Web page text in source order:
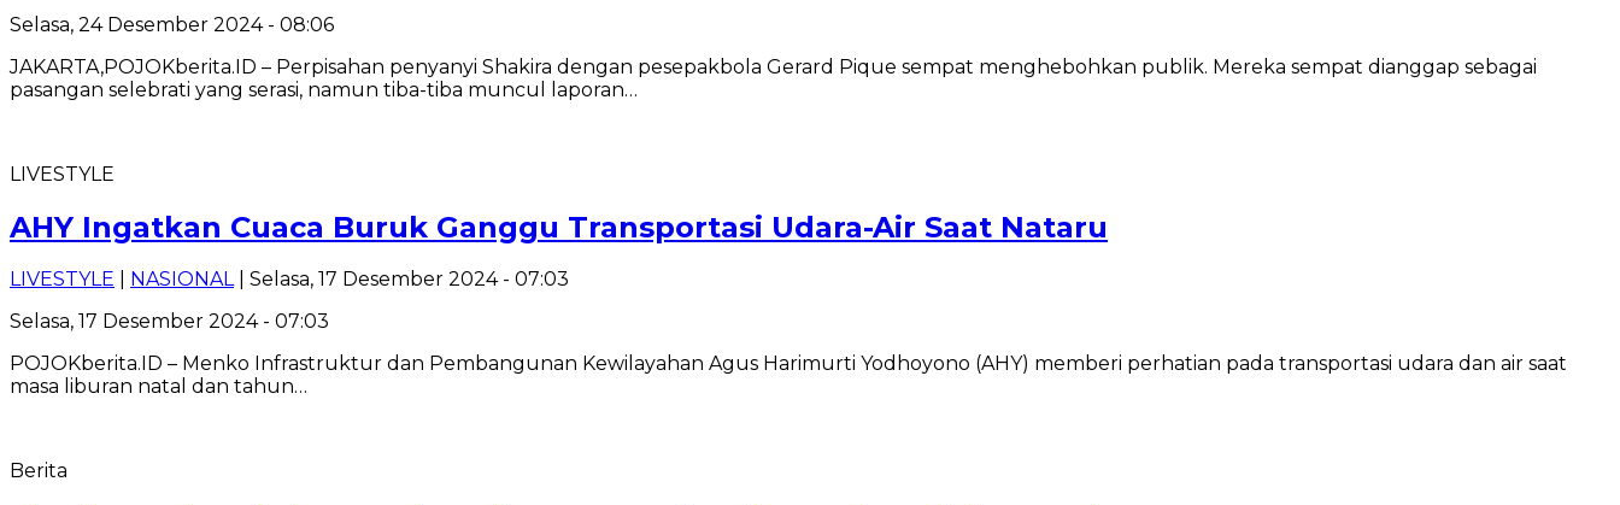
Selasa, 24 Desember 2024 - 08:06
JAKARTA,POJOKberita.ID – Perpisahan penyanyi Shakira dengan pesepakbola Gerard Pique sempat menghebohkan publik. Mereka sempat dianggap sebagai
pasangan selebrati yang serasi, namun tiba-tiba muncul laporan…
LIVESTYLE
AHY Ingatkan Cuaca Buruk Ganggu Transportasi Udara-Air Saat Nataru
LIVESTYLE NASIONAL| Selasa, 17 Desember 2024 - 07:03
Selasa, 17 Desember 2024 - 07:03
POJOKberita.ID – Menko Infrastruktur dan Pembangunan Kewilayahan Agus Harimurti Yodhoyono (AHY) memberi perhatian pada transportasi udara dan air saat
masa liburan natal dan tahun…
Berita